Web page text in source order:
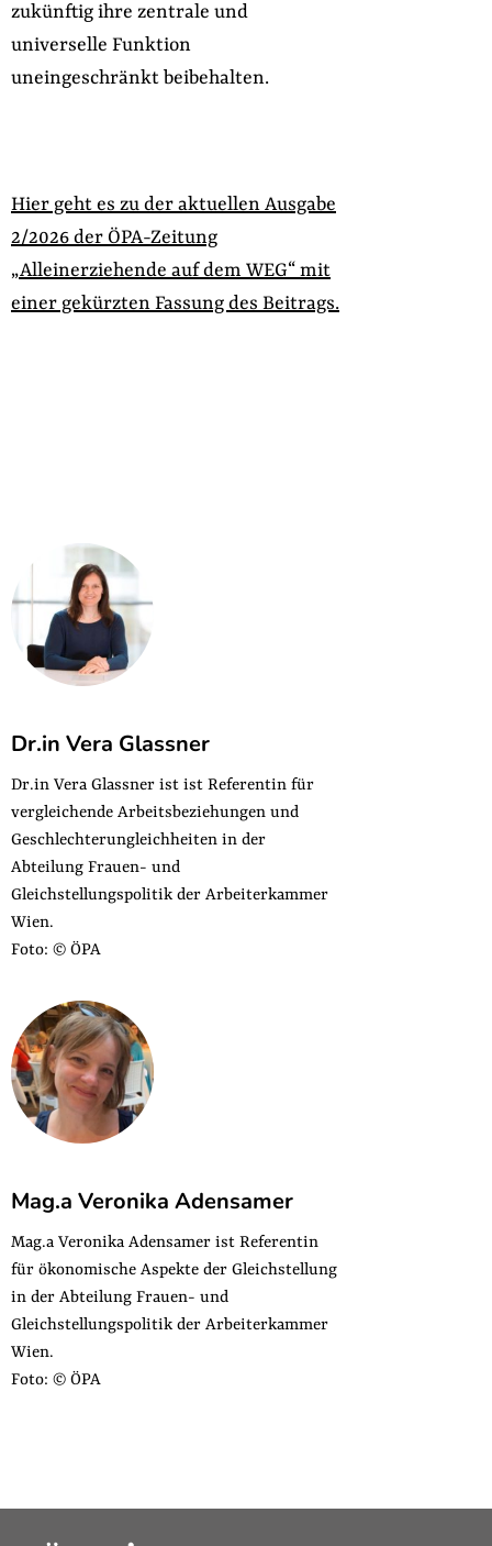
zukünftig ihre zentrale und
universelle Funktion
uneingeschränkt beibehalten.
Hier geht es zu der aktuellen Ausgabe
2/2026 der ÖPA-Zeitung
„Alleinerziehende auf dem WEG“ mit
einer gekürzten Fassung des Beitrags.
Dr.in Vera Glassner
Dr.in Vera Glassner ist ist Referentin für
vergleichende Arbeitsbeziehungen und
Geschlechterungleichheiten in der
Abteilung Frauen- und
Gleichstellungspolitik der Arbeiterkammer
Wien.
Foto: © ÖPA
Mag.a Veronika Adensamer
Mag.a Veronika Adensamer ist Referentin
für ökonomische Aspekte der Gleichstellung
in der Abteilung Frauen- und
Gleichstellungspolitik der Arbeiterkammer
Wien.
Foto: © ÖPA